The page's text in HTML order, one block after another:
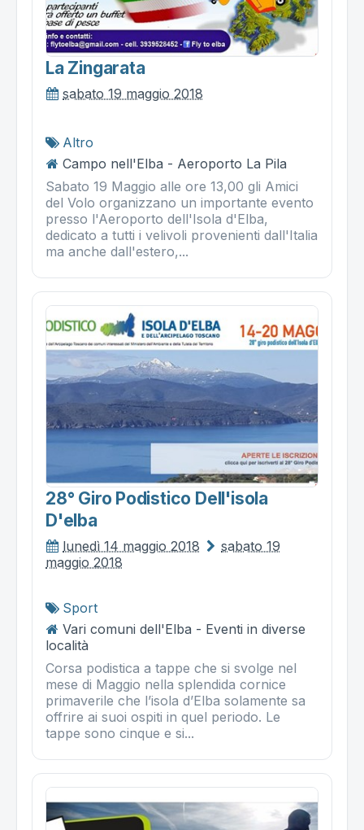
La Zingarata
sabato 19 maggio 2018
Altro
Campo nell'Elba - Aeroporto La Pila
Sabato 19 Maggio alle ore 13,00 gli Amici
del Volo organizzano un importante evento
presso l'Aeroporto dell'Isola d'Elba,
dedicato a tutti i velivoli provenienti dall'Italia
ma anche dall'estero,...
28° Giro Podistico Dell'isola
D'elba
lunedì 14 maggio 2018
sabato 19
maggio 2018
Sport
Vari comuni dell'Elba - Eventi in diverse
località
Corsa podistica a tappe che si svolge nel
mese di Maggio nella splendida cornice
primaverile che l’isola d’Elba solamente sa
offrire ai suoi ospiti in quel periodo. Le
tappe sono cinque e si...